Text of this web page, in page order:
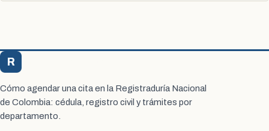
R
Cómo agendar una cita en la Registraduría Nacional
de Colombia: cédula, registro civil y trámites por
departamento.